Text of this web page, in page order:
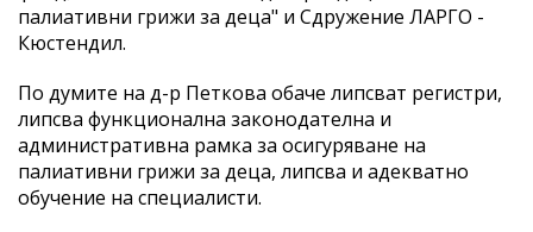
палиативни грижи за деца" и Сдружение ЛАРГО -
Кюстендил.
По думите на д-р Петкова обаче липсват регистри,
липсва функционална законодателна и
административна рамка за осигуряване на
палиативни грижи за деца, липсва и адекватно
обучение на специалисти.